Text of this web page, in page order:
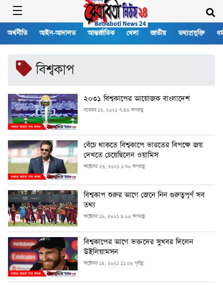
অর্থনীতি আইন-আদালত আন্তর্জাতিক খেলা জাতীয় তথ্যপ্রযুক্তি
বিশ্বকাপ
২০৩১ বিশ্বকাপের আয়োজক বাংলাদেশ
নভেম্বর ১৬, ২০২১ ৭:৪৬ অপরাহ্ণ
বেঁচে থাকতে বিশ্বকাপে ভারতের বিপক্ষে জয়
দেখতে চেয়েছিলেন ওয়ামিস
অক্টোবর ২৬, ২০২১ ১:৩০ অপরাহ্ণ
বিশ্বকাপ শুরুর আগে জেনে নিন গুরুত্বপূর্ণ সব
তথ্য
অক্টোবর ১৬, ২০২১ ৯:০০ অপরাহ্ণ
বিশ্বকাপের আগে ভক্তদের সুখবর দিলেন
উইলিয়ামসন
অক্টোবর ১৪, ২০২১ ১১:০৬ পূর্বাহ্ণ